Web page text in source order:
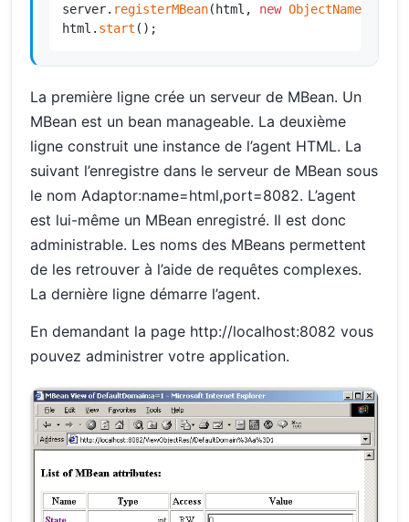
server. registerMBean(html, new ObjectName
html. start ();
La première ligne crée un serveur de MBean. Un
MBean est un bean manageable. La deuxième
ligne construit une instance de l’agent HTML. La
suivant l’enregistre dans le serveur de MBean sous
le nom Adaptor:name=html,port=8082. L’agent
est lui-même un MBean enregistré. Il est donc
administrable. Les noms des MBeans permettent
de les retrouver à l’aide de requêtes complexes.
La dernière ligne démarre l’agent.
En demandant la page http://localhost:8082 vous
pouvez administrer votre application.